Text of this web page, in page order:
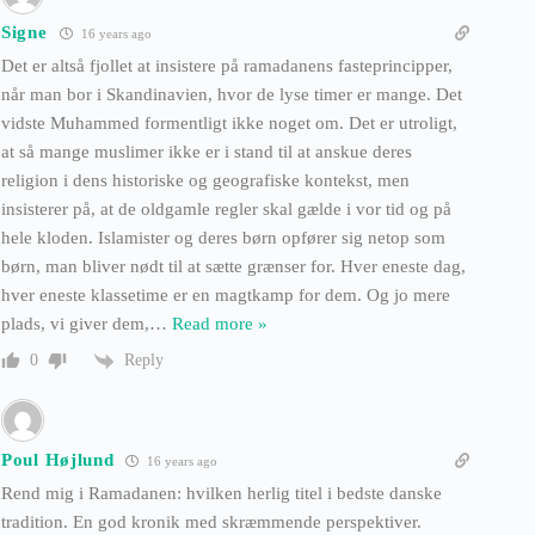
Signe 16 years ago
Det er altså fjollet at insistere på ramadanens fasteprincipper,
når man bor i Skandinavien, hvor de lyse timer er mange. Det
vidste Muhammed formentligt ikke noget om. Det er utroligt,
at så mange muslimer ikke er i stand til at anskue deres
religion i dens historiske og geografiske kontekst, men
insisterer på, at de oldgamle regler skal gælde i vor tid og på
hele kloden. Islamister og deres børn opfører sig netop som
børn, man bliver nødt til at sætte grænser for. Hver eneste dag,
hver eneste klassetime er en magtkamp for dem. Og jo mere
plads, vi giver dem,… Read more »
0 Reply
Poul Højlund 16 years ago
Rend mig i Ramadanen: hvilken herlig titel i bedste danske
tradition. En god kronik med skræmmende perspektiver.